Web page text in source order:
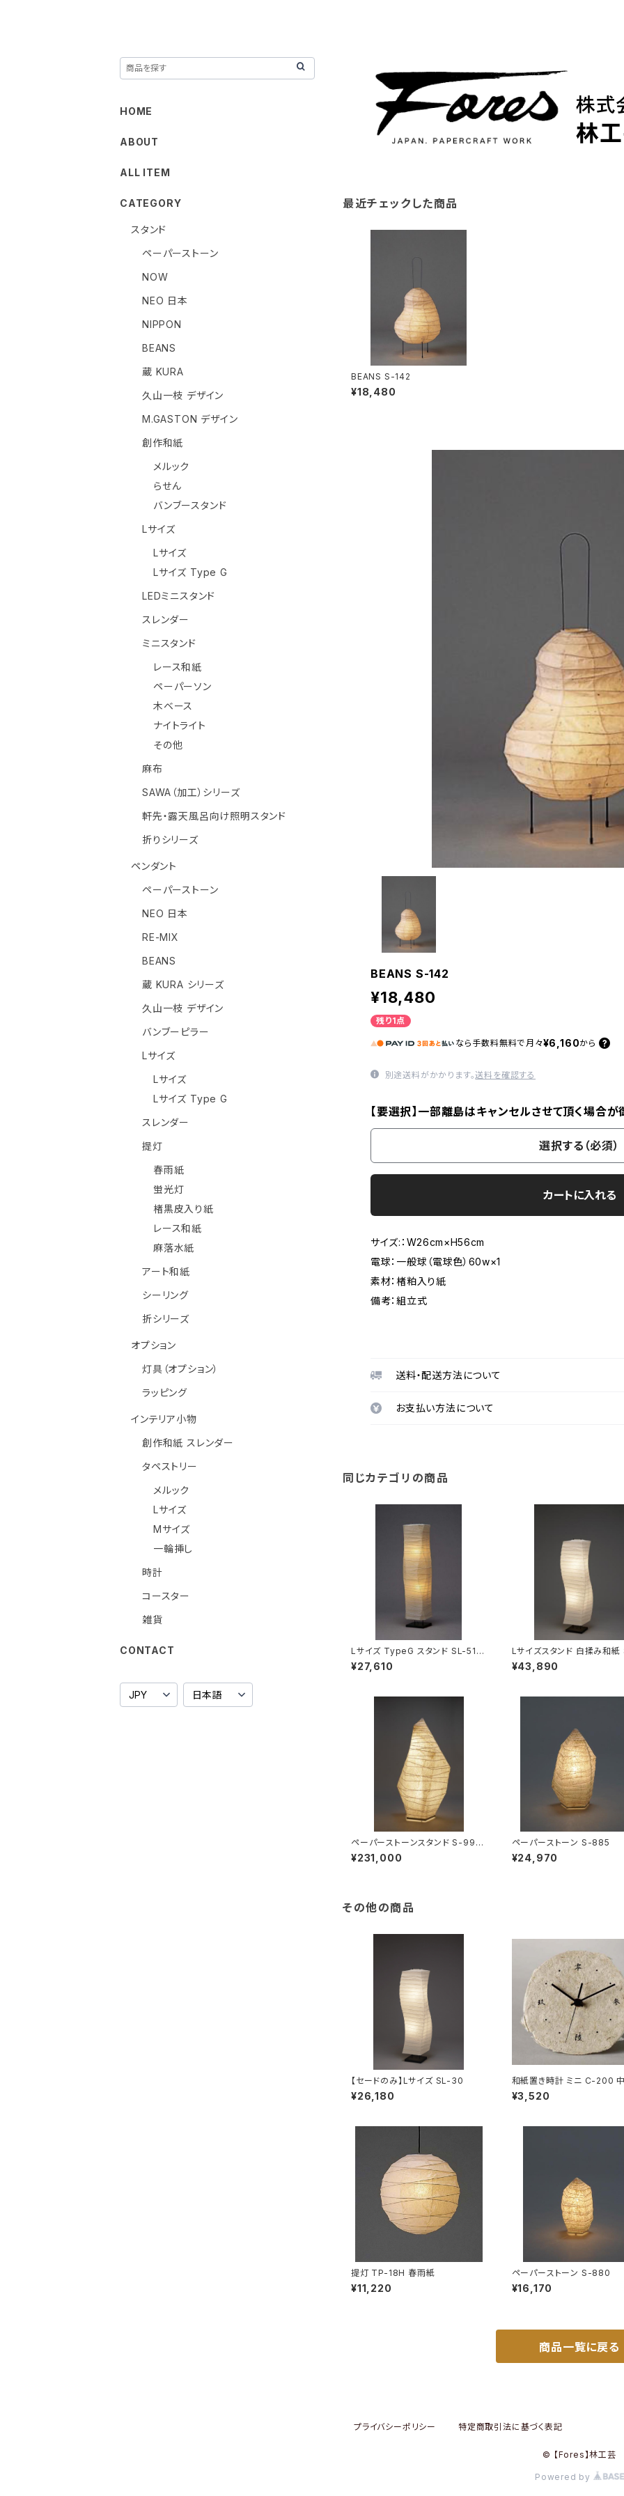
最近チェックした商品
BEANS S-142
¥18,480
BEANS S-142
¥18,480
残り1点
なら 手数料無料で 月々¥6,160から
別途送料がかかります。送料を確認する
【要選択】一部離島はキャンセルさせて頂く場合が
選択する（必須）
カートに入れる
サイズ:：W26cm×H56cm
電球：一般球（電球色）60w×1
素材：楮粕入り紙
備考：組立式
送料・配送方法について
お支払い方法について
同じカテゴリの商品
Lサイズ TypeG スタンド SL-51
【セードのみ（交換用】
¥27,610
Lサイズスタンド 白揉み和
0
¥43,890
ペーパーストーンスタンド S-990
＜受注生産品約２ヶ月＞
¥231,000
ペーパーストーン S-885
¥24,970
その他の商品
【セードのみ】Lサイズ SL-30
¥26,180
和紙置き時計 ミニ C-200
【在庫なくなり次第終了】
¥3,520
提灯 TP-18H 春雨紙
¥11,220
ペーパーストーン S-880
¥16,170
商品一覧に戻る
HOME
ABOUT
ALL ITEM
CATEGORY
スタンド
ペーパーストーン
NOW
NEO 日本
NIPPON
BEANS
蔵 KURA
久山一枝 デザイン
M.GASTON デザイン
創作和紙
メルック
らせん
バンブースタンド
Lサイズ
Lサイズ
Lサイズ Type G
LEDミニスタンド
スレンダー
ミニスタンド
レース和紙
ペーパーソン
木ベース
ナイトライト
その他
麻布
SAWA（加工）シリーズ
軒先・露天風呂向け照明スタンド
折りシリーズ
ペンダント
ペーパーストーン
NEO 日本
RE-MIX
BEANS
蔵 KURA シリーズ
久山一枝 デザイン
バンブーピラー
Lサイズ
Lサイズ
Lサイズ Type G
スレンダー
提灯
春雨紙
蛍光灯
楮黒皮入り紙
レース和紙
麻落水紙
アート和紙
シーリング
折シリーズ
オプション
灯具（オプション）
ラッピング
インテリア小物
創作和紙 スレンダー
タペストリー
メルック
Lサイズ
Mサイズ
一輪挿し
時計
コースター
雑貨
CONTACT
プライバシーポリシー 特定商取引法に基づく表記
© 【Fores】林工芸
Powered by